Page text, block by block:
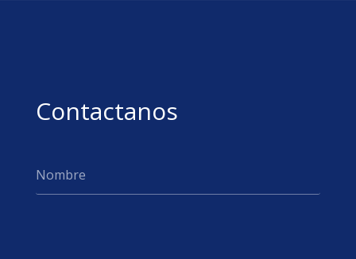
Contactanos